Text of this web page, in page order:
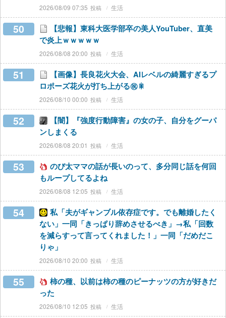
2026/08/09 07:35 生活
50
【悲報】東科大医学部卒の美人YouTuber、直美
で炎上ｗｗｗｗｗ
2026/08/08 20:00 生活
51
【画像】長良花火大会、AIレベルの綺麗すぎるプ
ロポーズ花火が打ち上がる㊗🎇
2026/08/10 00:00 生活
52
【闇】『強度行動障害』の女の子、自分をグーパ
ンしまくる
2026/08/08 20:01 生活
53
のび太ママの話が長いのって、多分同じ話を何回
もループしてるよね
2026/08/08 12:05 生活
54
私「夫がギャンブル依存症です。でも離婚したく
ない」一同「きっぱり辞めさせるべき」→私「回数
を減らすって言ってくれました！」一同「だめだこ
りゃ」
2026/08/10 20:00 生活
55
柿の種、以前は柿の種のピーナッツの方が好きだ
った
2026/08/10 12:05 生活